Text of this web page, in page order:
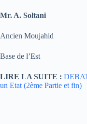
Mr. A. Soltani
Ancien Moujahid
Base de l’Est
LIRE LA SUITE :
un Etat (2ème Partie et fin)